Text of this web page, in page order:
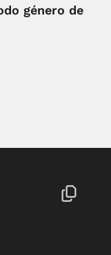
género de